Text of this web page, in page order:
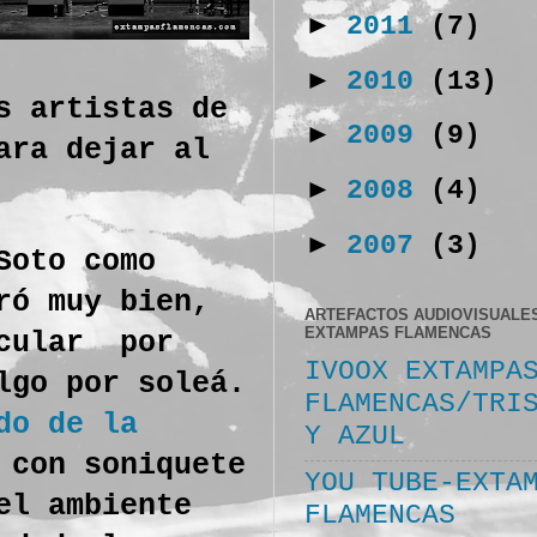
artistas de
dejar al
como
muy bien,
por
por soleá.
de la
soniquete
ambiente
►2011(7)
► 2010 (13)
► 2009 (9)
► 2008 (4)
► 2007 (3)
ARTEFACTOS
EXTAMPAS FLAMENCAS
IVOOX
FLAMENCAS/
Y AZUL
YOU TUBE-
FLAMENCAS